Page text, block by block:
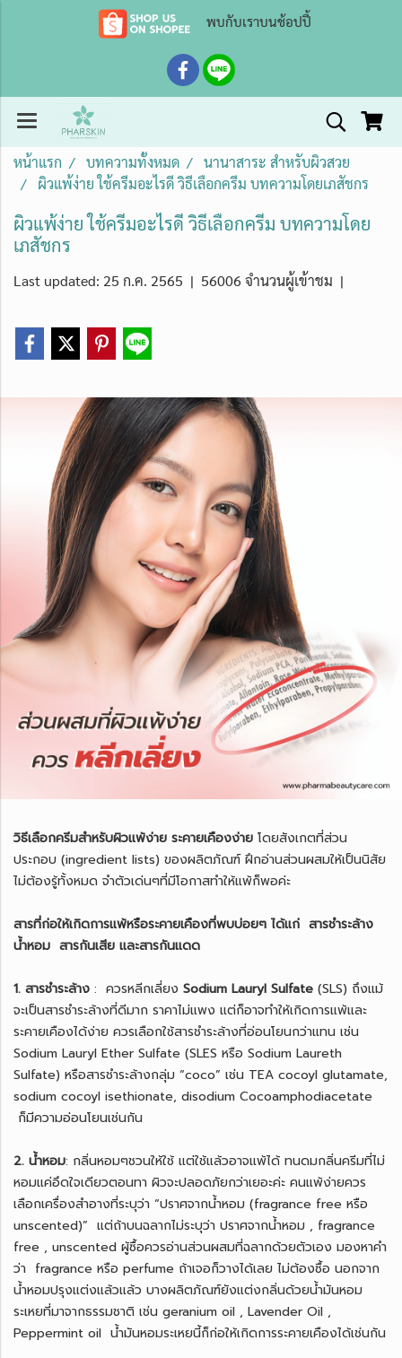
พบกับเราบนช้อปปี้
หน้าแรก บทความทั้งหมด
นานาสาระ สำหรับผิวสวย
ผิวแพ้ง่าย ใช้ครีมอะไรดี วิธีเลือกครีม บทความโดยเภสัชกร
ผิวแพ้ง่าย ใช้ครีมอะไรดี วิธีเลือกครีม บทความโดย
เภสัชกร
Last updated: 25 ก.ค. 2565 | 56006 จำนวนผู้เข้าชม |
วิธีเลือกครีมสำหรับผิวแพ้ง่าย ระคายเคืองง่าย โดยสังเกตที่ส่วน
ประกอบ (ingredient lists) ของผลิตภัณฑ์ ฝึกอ่านส่วนผสมให้เป็นนิสัย
ไม่ต้องรู้ทั้งหมด จำตัวเด่นๆที่มีโอกาสทำให้แพ้ก็พอค่ะ
สารที่ก่อให้เกิดการแพ้หรือระคายเคืองที่พบบ่อยๆ ได้แก่ สารชำระล้าง
น้ำหอม สารกันเสีย และสารกันแดด
1. สารชำระล้าง : ควรหลีกเลี่ยง Sodium Lauryl Sulfate (SLS) ถึงแม้
จะเป็นสารชำระล้างที่ดีมาก ราคาไม่แพง แต่ก็อาจทำให้เกิดการแพ้และ
ระคายเคืองได้ง่าย ควรเลือกใช้สารชำระล้างที่อ่อนโยนกว่าแทน เช่น
Sodium Lauryl Ether Sulfate (SLES หรือ Sodium Laureth
Sulfate) หรือสารชำระล้างกลุ่ม “coco” เช่น TEA cocoyl glutamate,
sodium cocoyl isethionate, disodium Cocoamphodiacetate
ก็มีความอ่อนโยนเช่นกัน
2. น้ำหอม: กลิ่นหอมๆชวนให้ใช้ แต่ใช้แล้วอาจแพ้ได้ ทนดมกลิ่นครีมที่ไม่
หอมแค่อึดใจเดียวตอนทา ผิวจะปลอดภัยกว่าเยอะค่ะ คนแพ้ง่ายควร
เลือกเครื่องสำอางที่ระบุว่า “ปราศจากน้ำหอม (fragrance free หรือ
unscented)” แต่ถ้าบนฉลากไม่ระบุว่า ปราศจากน้ำหอม , fragrance
free , unscented ผู้ซื้อควรอ่านส่วนผสมที่ฉลากด้วยตัวเอง มองหาคำ
ว่า fragrance หรือ perfume ถ้าเจอก็วางได้เลย ไม่ต้องซื้อ นอกจาก
น้ำหอมปรุงแต่งแล้วแล้ว บางผลิตภัณฑ์ยังแต่งกลิ่นด้วยน้ำมันหอม
ระเหยที่มาจากธรรมชาติ เช่น geranium oil , Lavender Oil ,
Peppermint oil น้ำมันหอมระเหยนี้ก็ก่อให้เกิดการระคายเคืองได้เช่นกัน